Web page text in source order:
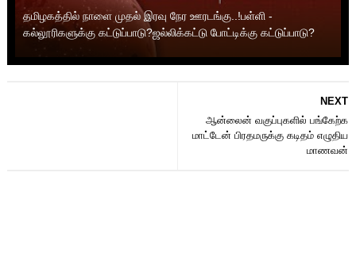
தமிழகத்தில் நாளை முதல் இரவு நேர ஊரடங்கு..!பள்ளி -
கல்லூரிகளுக்கு கட்டுப்பாடு?ஜல்லிக்கட்டு போட்டிக்கு கட்டுப்பாடு?
NEXT
ஆன்லைன் வகுப்புகளில் பங்கேற்க
மாட்டேன் பிரதமருக்கு கடிதம் எழுதிய
மாணவன்